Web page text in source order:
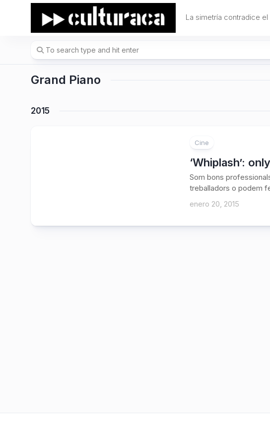
La simetría contradice el
Grand Piano
2015
Cine
‘Whiplash’:
Som bons
treballadors o podem
enero 20, 2015